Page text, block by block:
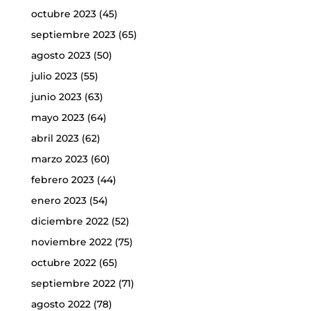
octubre 2023(45)
septiembre 2023(65)
agosto 2023(50)
julio 2023(55)
junio 2023(63)
mayo 2023(64)
abril 2023(62)
marzo 2023(60)
febrero 2023(44)
enero 2023(54)
diciembre 2022(52)
noviembre 2022(75)
octubre 2022(65)
septiembre 2022(71)
agosto 2022(78)